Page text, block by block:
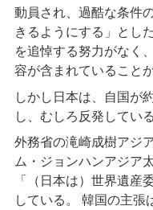
動員され、過酷な条件
きるようにする」とし
を追悼する努力がなく
容が含まれていること
しかし日本は、自国が
し、むしろ反発している
外務省の滝崎成樹アジ
ム・ジョンハンアジア
「（日本は）世界遺産
している。 韓国の主張